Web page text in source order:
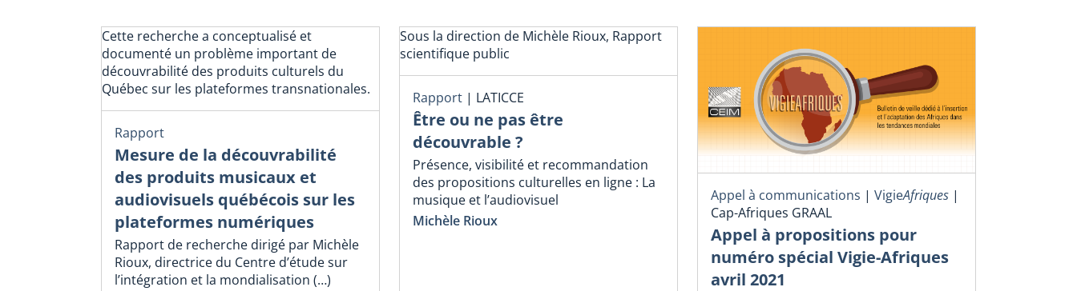
Cette recherche a conceptualisé et
documenté un problème important de
découvrabilité des produits culturels du
Québec sur les plateformes transnationales.
Rapport
Mesure de la découvrabilité
des produits musicaux et
audiovisuels québécois sur les
plateformes numériques
Rapport de recherche dirigé par Michèle
Rioux, directrice du Centre d’étude sur
l’intégration et la mondialisation (…)
Sous la direction de Michèle Rioux, Rapport
scientifique public
Rapport | LATICCE
Être ou ne pas être
découvrable ?
Présence, visibilité et recommandation
des propositions culturelles en ligne : La
musique et l’audiovisuel
Michèle Rioux
Appel à communications | VigieAfriques |
Cap-Afriques GRAAL
Appel à propositions pour
numéro spécial Vigie-Afriques
avril 2021